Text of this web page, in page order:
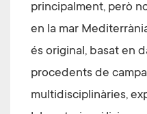
principalment, però
en la mar
és original, basat en
procedents de
multidisciplinàries,